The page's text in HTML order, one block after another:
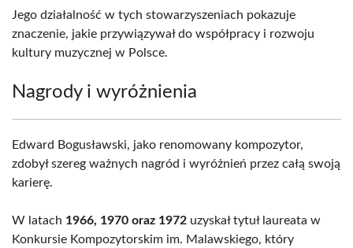
Jego działalność w tych stowarzyszeniach pokazuje
znaczenie, jakie przywiązywał do współpracy i rozwoju
kultury muzycznej w Polsce.
Nagrody i wyróżnienia
Edward Bogusławski, jako renomowany kompozytor,
zdobył szereg ważnych nagród i wyróżnień przez całą swoją
karierę.
W latach 1966, 1970 oraz 1972 uzyskał tytuł laureata w
Konkursie Kompozytorskim im. Malawskiego, który